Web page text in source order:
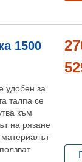
1500
удобен за
талпа се
към
на рязане
материалът